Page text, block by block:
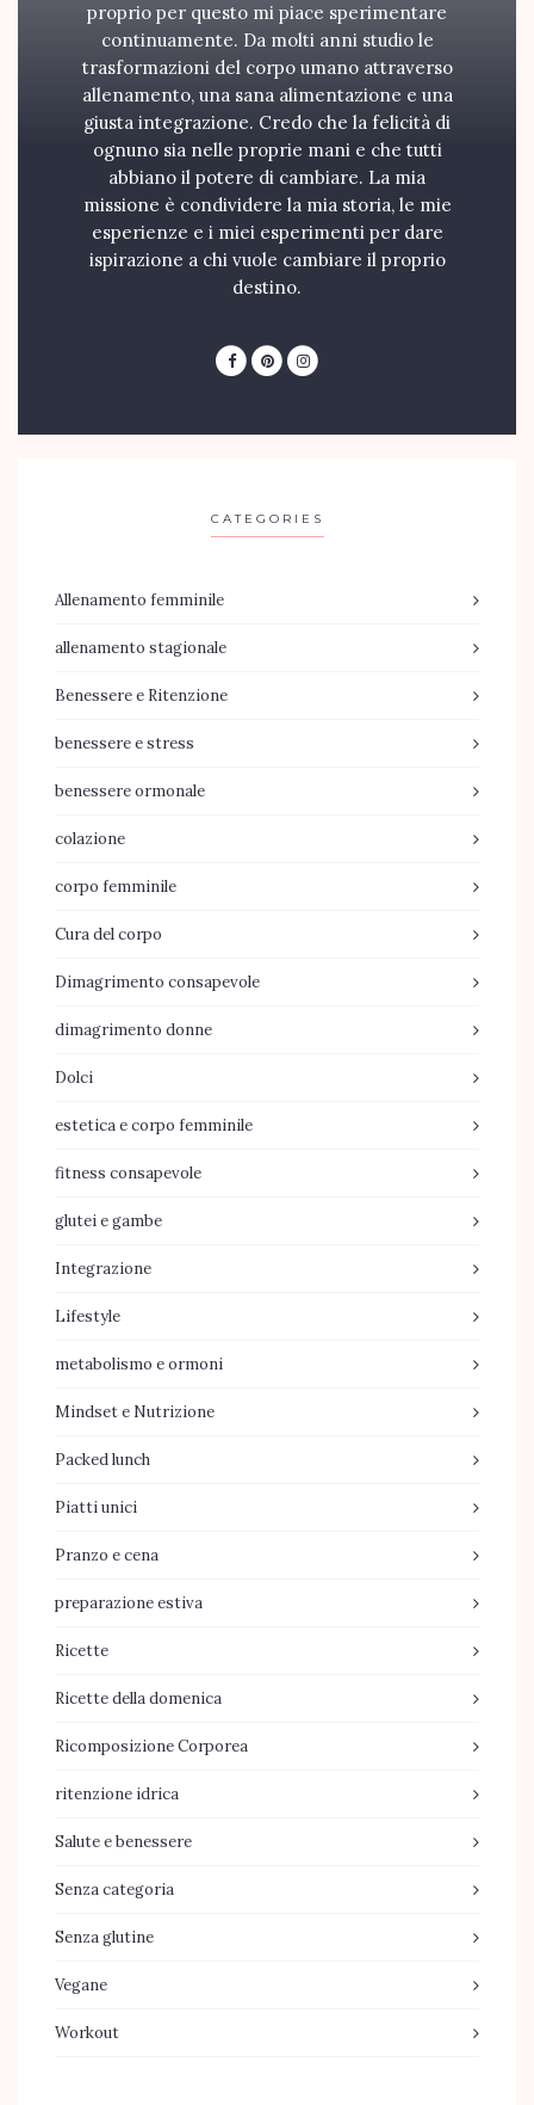
proprio per questo mi piace sperimentare
continuamente. Da molti anni studio le
trasformazioni del corpo umano attraverso
allenamento, una sana alimentazione e una
giusta integrazione. Credo che la felicità di
ognuno sia nelle proprie mani e che tutti
abbiano il potere di cambiare. La mia
missione è condividere la mia storia, le mie
esperienze e i miei esperimenti per dare
ispirazione a chi vuole cambiare il proprio
destino.
CATEGORIES
Allenamento femminile
allenamento stagionale
Benessere e Ritenzione
benessere e stress
benessere ormonale
colazione
corpo femminile
Cura del corpo
Dimagrimento consapevole
dimagrimento donne
Dolci
estetica e corpo femminile
fitness consapevole
glutei e gambe
Integrazione
Lifestyle
metabolismo e ormoni
Mindset e Nutrizione
Packed lunch
Piatti unici
Pranzo e cena
preparazione estiva
Ricette
Ricette della domenica
Ricomposizione Corporea
ritenzione idrica
Salute e benessere
Senza categoria
Senza glutine
Vegane
Workout